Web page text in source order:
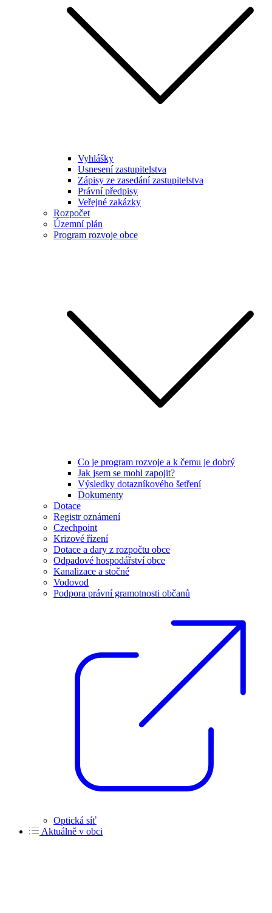
Vyhlášky
Usnesení zastupitelstva
Zápisy ze zasedání zastupitelstva
Právní předpisy
Veřejné zakázky
Rozpočet
Územní plán
Program rozvoje obce
Co je program rozvoje a k čemu je dobrý
Jak jsem se mohl zapojit?
Výsledky dotazníkového šetření
Dokumenty
Dotace
Registr oznámení
Czechpoint
Krizové řízení
Dotace a dary z rozpočtu obce
Odpadové hospodářství obce
Kanalizace a stočné
Vodovod
Podpora právní gramotnosti občanů
Optická síť
Aktuálně v obci